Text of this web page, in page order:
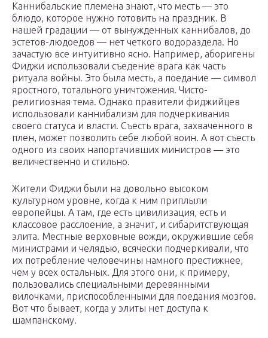
Каннибальские племена знают, что месть — это
блюдо, которое нужно готовить на праздник. В
нашей градации — от вынужденных каннибалов, до
эстетов-людоедов — нет четкого водораздела. Но
зачастую все интуитивно ясно. Например, аборигены
Фиджи использовали съедение врага как часть
ритуала войны. Это была месть, а поедание — символ
яростного, тотального уничтожения. Чисто-
религиозная тема. Однако правители фиджийцев
использовали каннибализм для подчеркивания
своего статуса и власти. Съесть врага, захваченного в
плен, может позволить себе любой воин. А вот съесть
одного из своих напортачивших министров — это
величественно и стильно.
Жители Фиджи были на довольно высоком
культурном уровне, когда к ним приплыли
европейцы. А там, где есть цивилизация, есть и
классовое расслоение, а значит, и сибаритствующая
элита. Местные верховные вожди, окружившие себя
министрами и челядью, всячески подчеркивали, что
их потребление человечины намного престижнее,
чем у всех остальных. Для этого они, к примеру,
пользовались специальными деревянными
вилочками, приспособленными для поедания мозгов.
Вот что бывает, когда у элиты нет доступа к
шампанскому.